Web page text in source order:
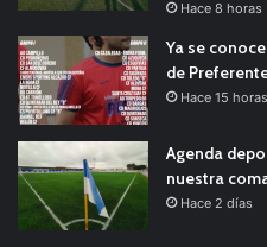
Hace 8 horas
Ya se
de
Hace 15 horas
Agenda
nuestra
Hace 2 días